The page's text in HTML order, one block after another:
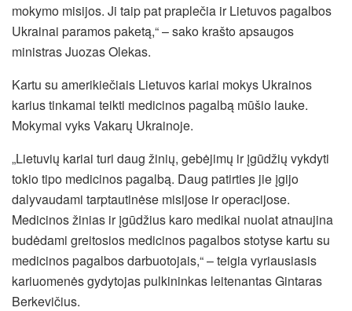
mokymo misijos. Ji taip pat praplečia ir Lietuvos pagalbos
Ukrainai paramos paketą,“ – sako krašto apsaugos
ministras Juozas Olekas.
Kartu su amerikiečiais Lietuvos kariai mokys Ukrainos
karius tinkamai teikti medicinos pagalbą mūšio lauke.
Mokymai vyks Vakarų Ukrainoje.
„Lietuvių kariai turi daug žinių, gebėjimų ir įgūdžių vykdyti
tokio tipo medicinos pagalbą. Daug patirties jie įgijo
dalyvaudami tarptautinėse misijose ir operacijose.
Medicinos žinias ir įgūdžius karo medikai nuolat atnaujina
budėdami greitosios medicinos pagalbos stotyse kartu su
medicinos pagalbos darbuotojais,“ – teigia vyriausiasis
kariuomenės gydytojas pulkininkas leitenantas Gintaras
Berkevičius.